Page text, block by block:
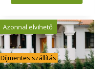
a
terméknek
több
variációja
Azonnal elvihető
Díjmentes szállítás